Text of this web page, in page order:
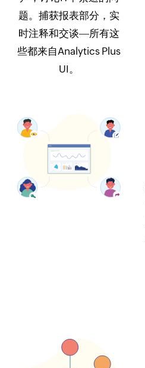
题。捕获报表部分，实
时注释和交谈
所有这
些都来自Analytics Plus
UI。